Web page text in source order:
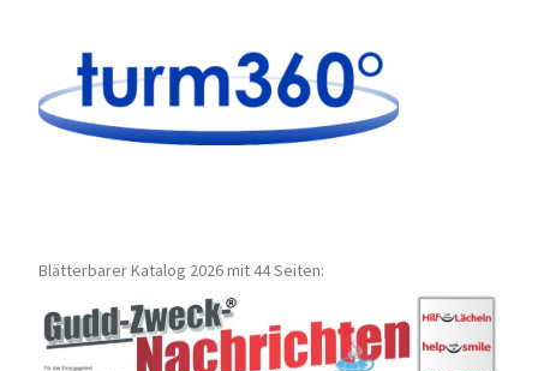
Blätterbarer Katalog 2026 mit 44 Seiten: